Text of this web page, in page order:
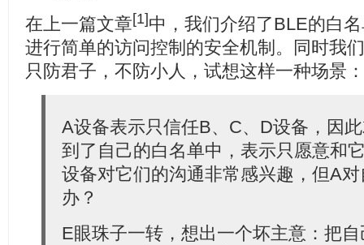
在上一篇文章[1]中，我们介绍了BLE的白
进行简单的访问控制的安全机制。同时我
只防君子，不防小人，试想这样一种场景：
A设备表示只信任B、C、D设备，因
到了自己的白名单中，表示只愿意和
设备对它们的沟通非常感兴趣，但A
办？
E眼珠子一转，想出一个坏主意：把